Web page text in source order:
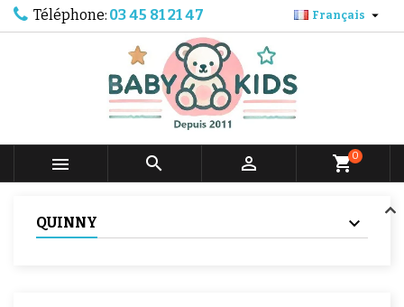
Téléphone: 03 45 81 21 47 Français 
   shopping_cart0
QUINNY